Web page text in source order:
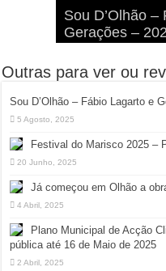
Sou D’Olhão
Gerações –
Armona:
Diversão à
Taphani X
na Ilha da
“Lavar a
Hangares
Quatro Dias
Diversão!
Outras para ver ou
Sou D’Olhão – Fábio Lagarto e
5 Agosto, 2025
Festival do Marisco 2025 –
20 Junho, 2025
Já começou em Olhão a
4 Abril, 2025
Plano Municipal de Acção
pública até 16 de Maio de 2025
2 Abril, 2025